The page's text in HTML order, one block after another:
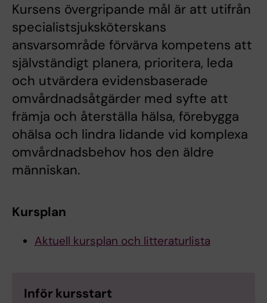
Kursens övergripande mål är att utifrån
specialistsjuksköterskans
ansvarsområde förvärva kompetens att
självständigt planera, prioritera, leda
och utvärdera evidensbaserade
omvårdnadsåtgärder med syfte att
främja och återställa hälsa, förebygga
ohälsa och lindra lidande vid komplexa
omvårdnadsbehov hos den äldre
människan.
Kursplan
Aktuell kursplan och litteraturlista
Inför kursstart